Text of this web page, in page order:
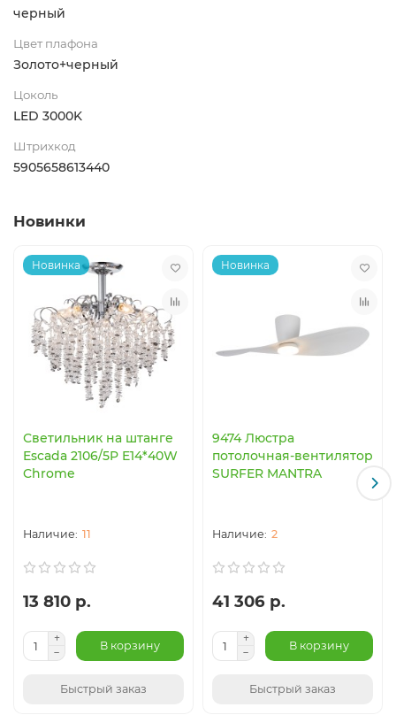
черный
Цвет плафона
Золото+черный
Цоколь
LED 3000K
Штрихкод
5905658613440
Новинки
Новинка
Светильник на штанге
Escada 2106/5P E14*40W
Chrome
11
13 810 р.
В корзину
Быстрый заказ
Новинка
9474 Люстра
потолочная-вентилятор
SURFER MANTRA
2
41 306 р.
В корзину
Быстрый заказ